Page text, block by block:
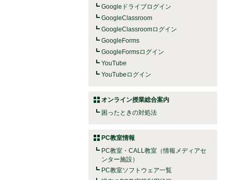
Googleドライブログイン
GoogleClassroom
GoogleClassroomログイン
GoogleForms
GoogleFormsログイン
YouTube
YouTubeログイン
オンライン授業総合案内
困ったときの対処法
PC教室情報
PC教室・CALL教室（情報メディアセ
ンター施設）
PC教室ソフトウェア一覧